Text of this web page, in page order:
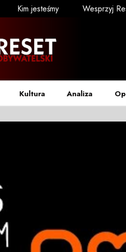
Kim jesteśmy Wesprzyj
Kultura Analiza